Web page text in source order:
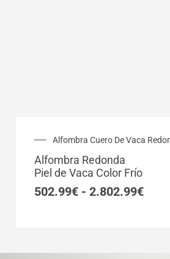
Alfombra Cuero De Vaca
Alfombra Redonda
Piel de Vaca Color Frío
502.99€ - 2.802.99€